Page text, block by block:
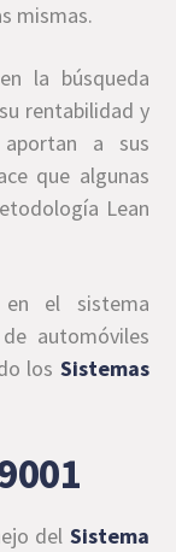
mismas.
la búsqueda
rentabilidad y
a sus
que algunas
Lean
en el sistema
automóviles
los Sistemas
del Sistema